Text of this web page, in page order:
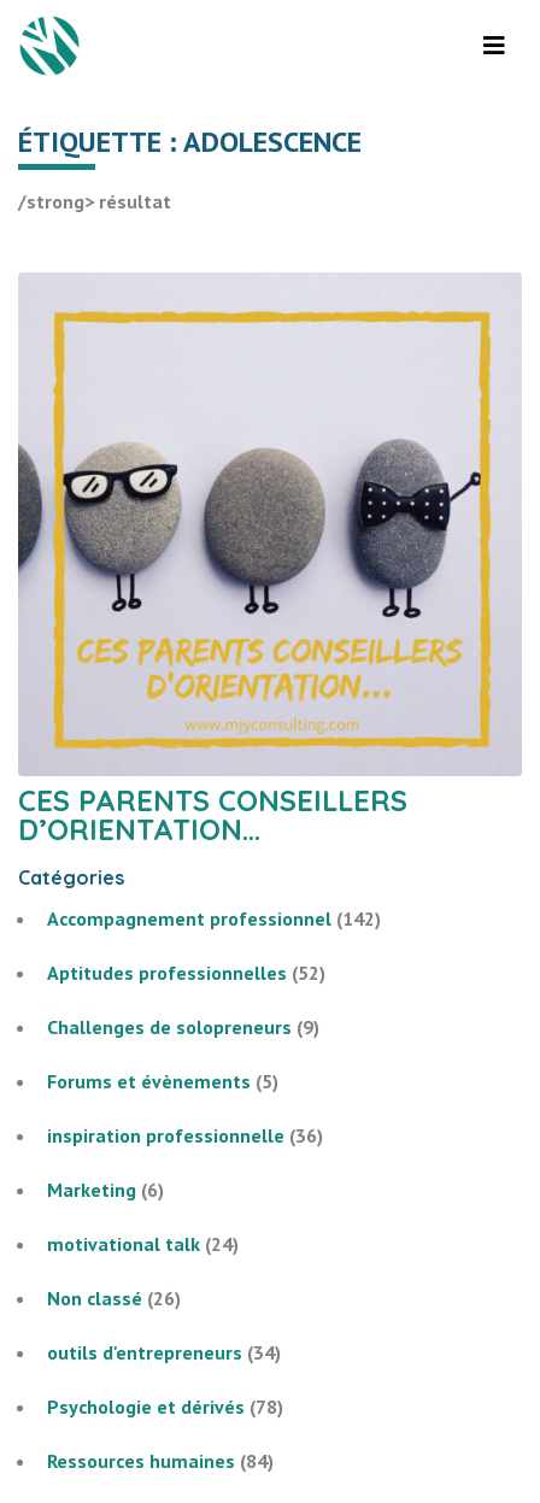
ÉTIQUETTE :ADOLESCENCE
/strong> résultat
CES PARENTS CONSEILLERS
D’ORIENTATION…
Catégories
Accompagnement professionnel (142)
Aptitudes professionnelles (52)
Challenges de solopreneurs (9)
Forums et évènements (5)
inspiration professionnelle (36)
Marketing (6)
motivational talk (24)
Non classé (26)
outils d'entrepreneurs (34)
Psychologie et dérivés (78)
Ressources humaines (84)